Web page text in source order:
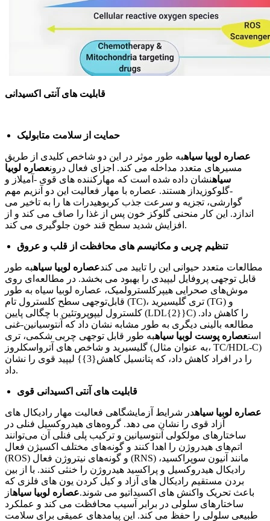
قابلیت های آنتی اکسیدانی
حمایت از سلامت متابولیک
عصاره لوبیا سیاهبه طور موثر در این دو شاخص کلیدی از طریق
مسیرهای متعدد مداخله می کند. اجزای فعال درونعصاره لوبیا
سیاهنشان داده شده است که مهارکننده های قوی -آمیلاز و
-گلوکوزیداز هستند. عصاره با مهار فعالیت این دو آنزیم مهم
گوارشی، تجزیه و سرعت جذب کربوهیدرات ها را به تاخیر می
اندازد. این کار منحنی گلوکز خون پس از غذا را صاف می کند و از
افزایش شدید سطح قند خون جلوگیری می کند.
تنظیم چربی و مکانیسم های محافظت از قلب و عروق
مطالعات متعدد حیوانی این را تایید می کندعصاره لوبیا سیاهبه طور
قابل توجهی پروفایل لیپیدی را بهبود می بخشد. در مطالعه‌ای روی
موش‌های صحرایی هیپرکلسترولمیک، عصاره لوبیا سیاه به طور
قابل‌توجهی سطح کلسترول تام (TC)، تری گلیسیرید (TG) و
کلسترول لیپوپروتئین با چگالی پایین (LDL{2}}C) را کاهش داد.
مطالعه بالینی دیگری به طور مشابه نشان داد که آنتوسیانین-غنی
استعصاره پوست لوبیا سیاهبه طور قابل توجهی چربی شکمی، تری
گلیسیرید و شاخص های آترواسکلروز (به عنوان مثال، TC/HDL-C)
را در افراد کاهش داد، که پتانسیل کاهش{3}} لیپید قوی را نشان
داد.
قابلیت های آنتی اکسیدانی قوی
عصاره لوبیا سیاهدر شرایط آزمایشگاهی فعالیت مهار رادیکال های
آزاد قوی را نشان می دهد. گروه‌های هیدروکسیل فنلی در
ساختارهای مولکولی آنتوسیانین و ترکیب پلی فنلی آن می‌توانند
اتم‌های هیدروژن را اهدا کنند و گونه‌های مختلف اکسیژن فعال
(ROS) و گونه‌های نیتروژن فعال (RNS) مانند آنیون سوپراکسید،
رادیکال هیدروکسیل و پراکسید هیدروژن را خنثی کنند. با از بین
بردن مستقیم رادیکال های آزاد و کیل کردن یون های فلزی که
باعث تحریک واکنش های اکسیداتیو می شوند.عصاره لوبیا سیاهاز
ساختارهای سلولی در برابر آسیب محافظت می کند و عملکرد
طبیعی سلولی را حفظ می کند. این پیامدهای عمیقی برای سلامت